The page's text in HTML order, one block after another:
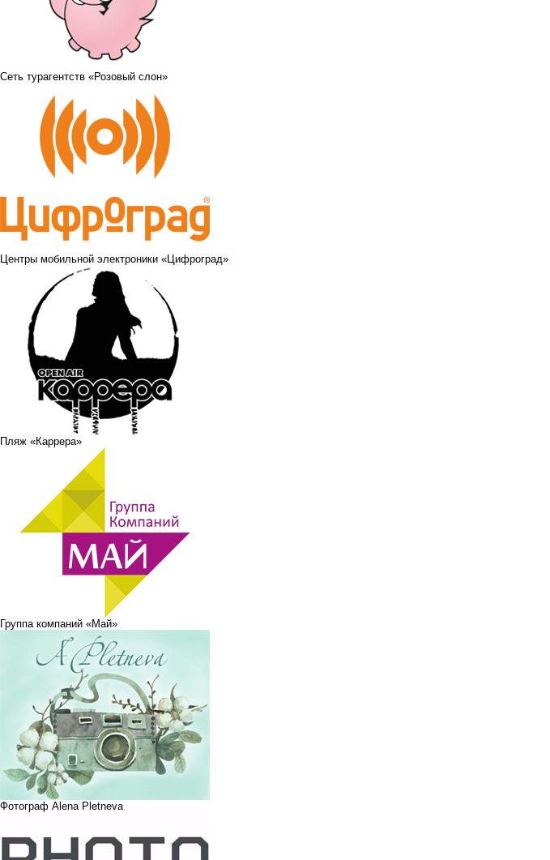
Сеть турагентств «Розовый слон»
Центры мобильной электроники «Цифроград»
Пляж «Каррера»
Группа компаний «Май»
Фотограф Alena Pletneva